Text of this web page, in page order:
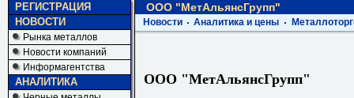
РЕГИСТРАЦИЯ
НОВОСТИ
Рынка металлов
Новости компаний
Информагентства
АНАЛИТИКА
ООО "МетАльянсГрупп"
Новости Аналитика и цены
ООО "МетАльянсГрупп"